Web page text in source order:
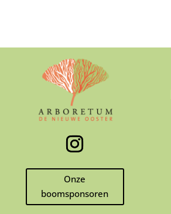
Onze
boomsponsoren